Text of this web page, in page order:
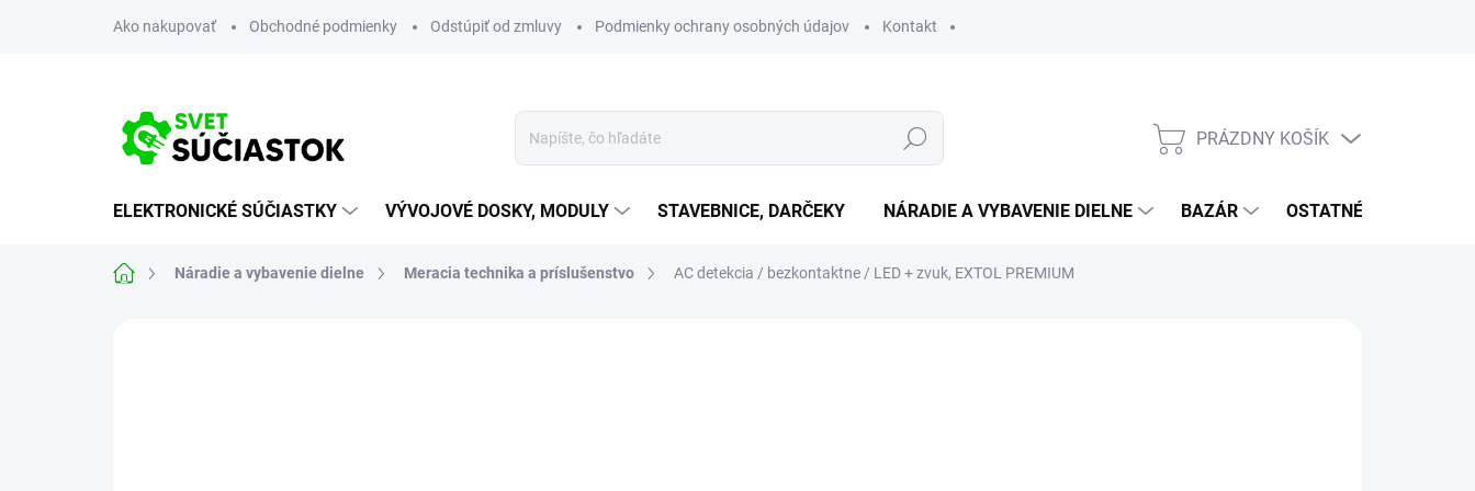
Ako nakupovať Obchodné podmienky Odstúpiť od zmluvy Podmienky ochrany osobných údajov Kontakt
Hľadať
NÁKUPNÝ
PRÁZDNY KOŠÍK
ELEKTRONICKÉ SÚČIASTKY VÝVOJOVÉ DOSKY, MODULY STAVEBNICE, DARČEKY NÁRADIE A VYBAVENIE DIELNE BAZÁR OSTATNÉ
DomovNáradie a vybavenie dielne Meracia technika a príslušenstvo AC detekcia / bezkontaktne / LED + zvuk, EXTOL PREMIUM